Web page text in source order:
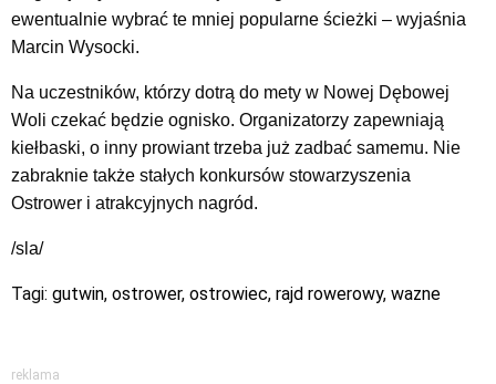
ewentualnie wybrać te mniej popularne ścieżki – wyjaśnia
Marcin Wysocki.
Na uczestników, którzy dotrą do mety w Nowej Dębowej
Woli czekać będzie ognisko. Organizatorzy zapewniają
kiełbaski, o inny prowiant trzeba już zadbać samemu. Nie
zabraknie także stałych konkursów stowarzyszenia
Ostrower i atrakcyjnych nagród.
/sla/
Tagi: gutwin, ostrower, ostrowiec, rajd rowerowy, wazne
reklama